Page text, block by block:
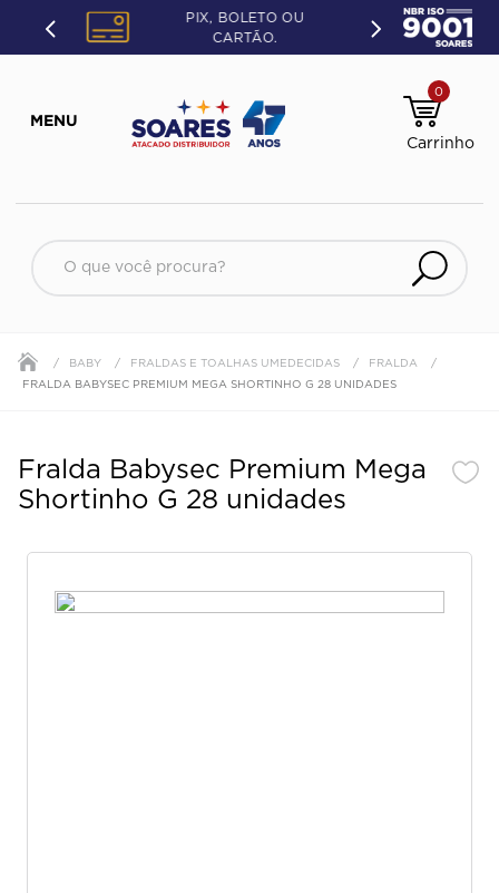
PIX, BOLETO OU
CARTÃO.
0
O que você procura?
BABY FRALDAS E TOALHAS UMEDECIDAS
FRALDA
FRALDA BABYSEC PREMIUM MEGA SHORTINHO G 28 UNIDADES
Fralda Babysec Premium Mega
Shortinho G 28 unidades